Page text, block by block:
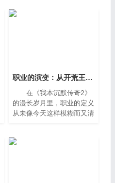
职业的演变：从开荒王者到氪金狂人
在《我本沉默传奇2》
的漫长岁月里，职业的定义
从未像今天这样模糊而又清
从“苦行僧式开荒”到“氪金即